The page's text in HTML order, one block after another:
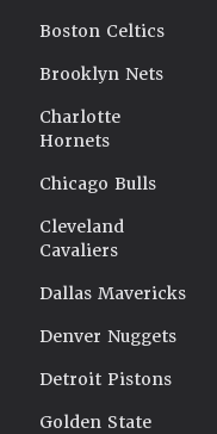
Boston Celtics
Brooklyn Nets
Charlotte
Hornets
Chicago Bulls
Cleveland
Cavaliers
Dallas Mavericks
Denver Nuggets
Detroit Pistons
Golden State